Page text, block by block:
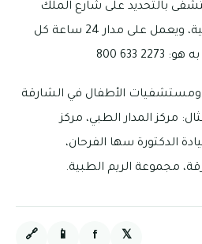
بالتحديد على شارع الملك
فيصل في منطقة القاسمية، ويعمل على مدار 24 ساعة كل
633 800
ومستشفيات الأطفال في الشارقة
مركز المدار الطبي، مركز
الدكتورة سها الفرحان،
مجموعة الريم الطبية.
𝕏
f
📱
🔗